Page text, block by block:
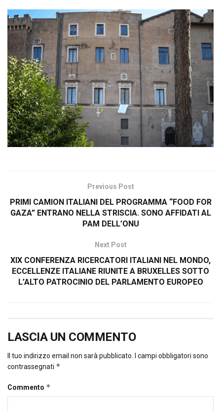
Previous Post
PRIMI CAMION ITALIANI DEL PROGRAMMA “FOOD FOR
GAZA” ENTRANO NELLA STRISCIA. SONO AFFIDATI AL
PAM DELL’ONU
Next Post
XIX CONFERENZA RICERCATORI ITALIANI NEL MONDO,
ECCELLENZE ITALIANE RIUNITE A BRUXELLES SOTTO
L’ALTO PATROCINIO DEL PARLAMENTO EUROPEO
LASCIA UN COMMENTO
Il tuo indirizzo email non sarà pubblicato.
I campi obbligatori sono
contrassegnati *
Commento *